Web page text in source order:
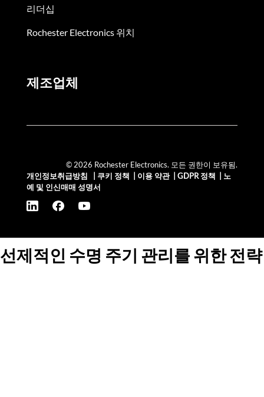
리더십
Rochester Electronics 위치
제조업체
© 2026 Rochester Electronics. 모든 권한이 보유됨.
개인정보취급방침
쿠키 정책 이용 약관| GDPR 정책
노
예 및 인신매매 성명서
선제적인 수명 주기 관리를 위한 전략